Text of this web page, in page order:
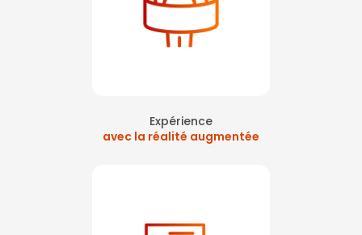
Expérience
avec la réalité augmentée